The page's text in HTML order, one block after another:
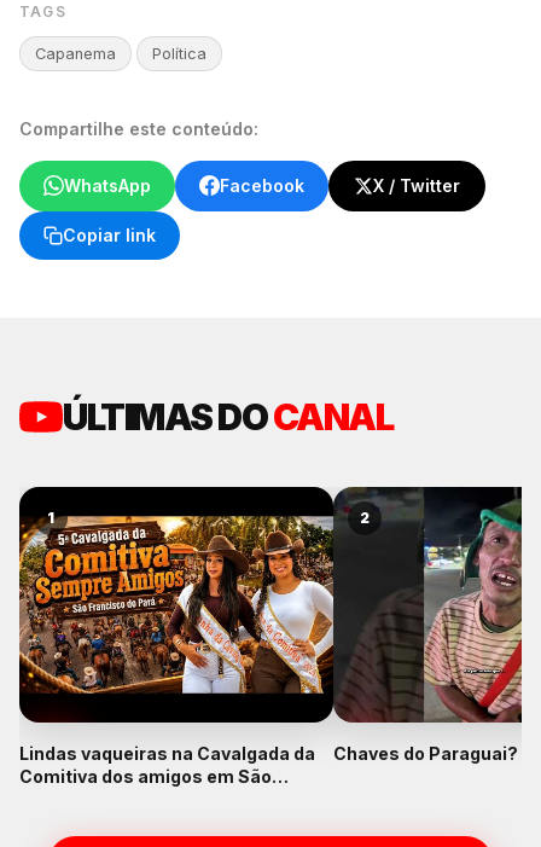
TAGS
Capanema Política
Compartilhe este conteúdo:
WhatsApp Facebook X / Twitter
Copiar link
ÚLTIMAS DOCANAL
1
Lindas vaqueiras na Cavalgada da
Comitiva dos amigos em São
2
Chaves do Paraguai?